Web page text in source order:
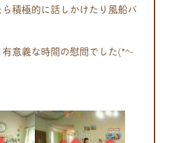
積極的に話しかけたり風船バ
意義な時間の慰問でした(*^-